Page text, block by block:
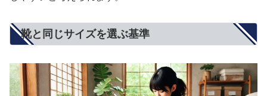
靴と同じサイズを選ぶ基準